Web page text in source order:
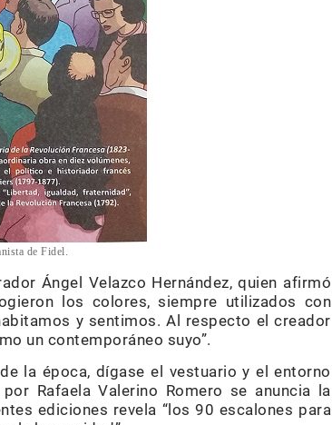
de Fidel.
Ángel Velazco Hernández, quien afirmó
los colores, siempre utilizados con
y sentimos. Al respecto el creador
un contemporáneo suyo”.
la época, dígase el vestuario y el entorno
Rafaela Valerino Romero se anuncia la
ediciones revela “los 90 escalones para